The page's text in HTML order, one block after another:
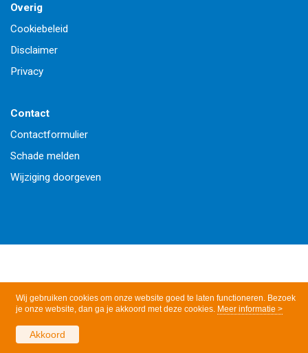
Wij gebruiken cookies om onze website goed te laten functioneren. Bezoek
je onze website, dan ga je akkoord met deze cookies. Meer informatie >
Akkoord
Overig
Cookiebeleid
Disclaimer
Privacy
Contact
Contactformulier
Schade melden
Wijziging doorgeven